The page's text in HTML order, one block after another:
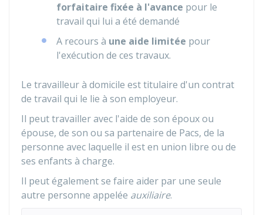
forfaitaire fixée à l'avance pour le
travail qui lui a été demandé
A recours à une aide limitée pour
l'exécution de ces travaux.
Le travailleur à domicile est titulaire d'un contrat
de travail qui le lie à son employeur.
Il peut travailler avec l'aide de son époux ou
épouse, de son ou sa partenaire de Pacs, de la
personne avec laquelle il est en union libre ou de
ses enfants à charge.
Il peut également se faire aider par une seule
autre personne appelée auxiliaire.